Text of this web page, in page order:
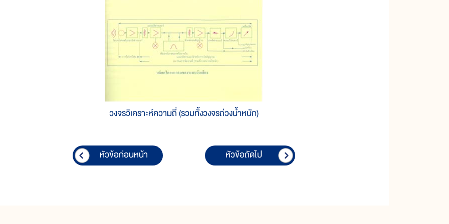
วงจรวิเคราะห์ความถี่ (รวมทั้งวงจรถ่วงน้ำหนัก)
หัวข้อก่อนหน้า หัวข้อถัดไป